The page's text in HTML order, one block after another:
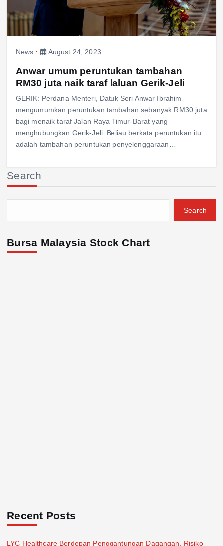
News August 24, 2023
Anwar umum peruntukan tambahan
RM30 juta naik taraf laluan Gerik-Jeli
GERIK: Perdana Menteri, Datuk Seri Anwar Ibrahim
mengumumkan peruntukan tambahan sebanyak RM30 juta
bagi menaik taraf Jalan Raya Timur-Barat yang
menghubungkan Gerik-Jeli. Beliau berkata peruntukan itu
adalah tambahan peruntukan penyelenggaraan…
Search
Search
Bursa Malaysia Stock Chart
Recent Posts
LYC Healthcare Berdepan Penggantungan Dagangan, Risiko